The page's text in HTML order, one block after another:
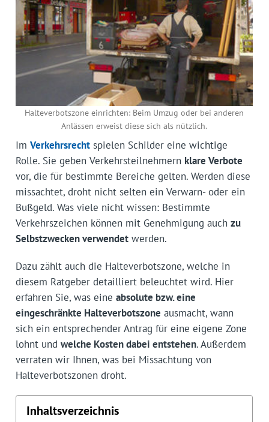
Halteverbotszone einrichten: Beim Umzug oder bei anderen
Anlässen erweist diese sich als nützlich.
Im Verkehrsrechtspielen Schilder eine wichtige
Rolle. Sie geben Verkehrsteilnehmern klare Verbote
vor, die für bestimmte Bereiche gelten. Werden diese
missachtet, droht nicht selten ein Verwarn- oder ein
Bußgeld. Was viele nicht wissen: Bestimmte
Verkehrszeichen können mit Genehmigung auch zu
Selbstzwecken verwendetwerden.
Dazu zählt auch die Halteverbotszone, welche in
diesem Ratgeber detailliert beleuchtet wird. Hier
erfahren Sie, was eine absolute bzw. eine
eingeschränkte Halteverbotszone ausmacht, wann
sich ein entsprechender Antrag für eine eigene Zone
lohnt und welche Kosten dabei entstehen. Außerdem
verraten wir Ihnen, was bei Missachtung von
Halteverbotszonen droht.
Inhaltsverzeichnis